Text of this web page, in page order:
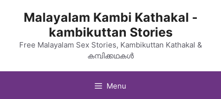
Malayalam Kambi Kathakal -
kambikuttan Stories
Free Malayalam Sex Stories, Kambikuttan Kathakal &
കമ്പിക്കഥകൾ
Menu